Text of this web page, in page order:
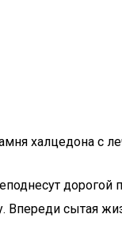
халцедона с
Впереди сытая